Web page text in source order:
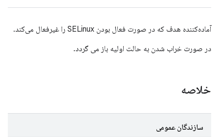
آماده‌کننده هدف که در صورت فعال بودن SELinux را غیرفعال می‌کند.
در صورت خراب شدن به حالت اولیه باز می گردد.
خلاصه
سازندگان عمومی